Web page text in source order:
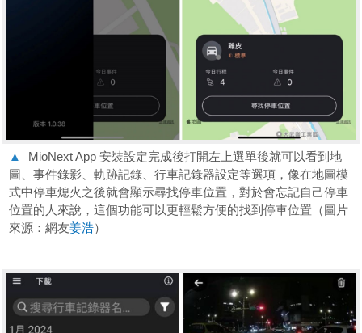
▲
MioNext App 安裝設定完成後打開左上選單後就可以看到地
圖、事件錄影、軌跡記錄、行車記錄器設定等選項，像在地圖模
式中停車熄火之後就會顯示尋找停車位置，對於會忘記自己停車
位置的人來說，這個功能可以更輕鬆方便的找到停車位置（圖片
來源：網友姜浩）